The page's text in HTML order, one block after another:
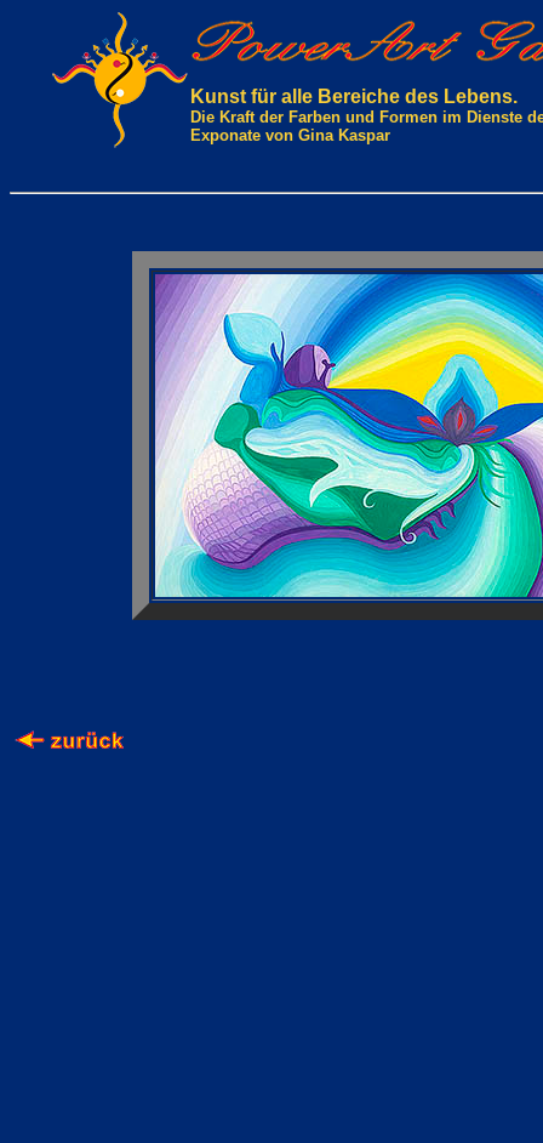
Kunst für alle Bereiche des Lebens.
Die Kraft der Farben und Formen im Dienste
Exponate von Gina Kaspar